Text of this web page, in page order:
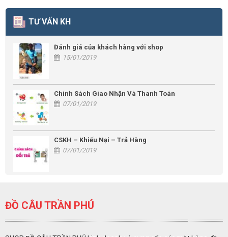
TƯ VẤN KH
Đánh giá của khách hàng với shop
15/01/2019
Chính Sách Giao Nhận Và Thanh Toán
07/01/2019
CSKH – Khiếu Nại – Trả Hàng
07/01/2019
ĐỒ CÂU TRẦN PHÚ